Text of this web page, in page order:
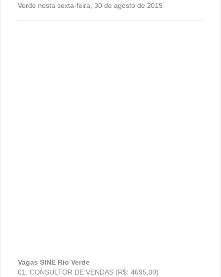
Verde nesta sexta-feira, 30 de agosto de 2019
Vagas SINE Rio Verde
01. CONSULTOR DE VENDAS (R$: 4695,00)